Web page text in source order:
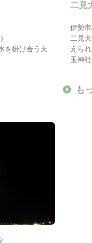
を掛け合う天
二見
伊勢市
二見
えら
玉神
も